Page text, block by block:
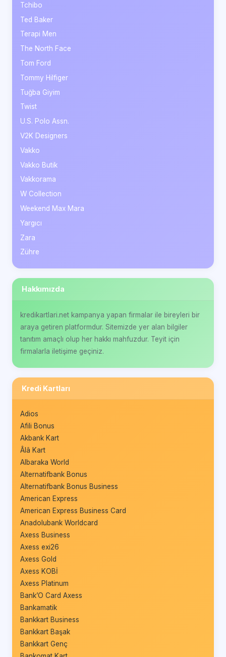
Tchibo
Ted Baker
Terapi Men
The North Face
Tom Ford
Tommy Hilfiger
Tuğba Giyim
Twist
U.S. Polo Assn.
V2K Designers
Vakko
Vakko Butik
Vakkorama
W Collection
Weekend Max Mara
Yargıcı
Zara
Zühre
Hakkımızda
kredikartlari.net kampanya yapan firmalar ile bireyleri bir
araya getiren platformdur. Sitemizde yer alan bilgiler
tanıtım amaçlı olup her hakkı mahfuzdur. Teyit için
firmalarla iletişime geçiniz.
Kredi Kartları
Adios
Afili Bonus
Akbank Kart
Âlâ Kart
Albaraka World
Alternatifbank Bonus
Alternatifbank Bonus Business
American Express
American Express Business Card
Anadolubank Worldcard
Axess Business
Axess exi26
Axess Gold
Axess KOBİ
Axess Platinum
Bank’O Card Axess
Bankamatik
Bankkart Business
Bankkart Başak
Bankkart Genç